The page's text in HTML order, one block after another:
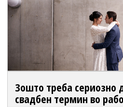
Зошто треба сериозно
свадбен термин во